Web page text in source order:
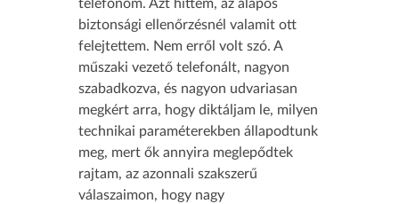
telefonom. Azt hittem, az alapos
biztonsági ellenőrzésnél valamit ott
felejtettem. Nem erről volt szó. A
műszaki vezető telefonált, nagyon
szabadkozva, és nagyon udvariasan
megkért arra, hogy diktáljam le, milyen
technikai paraméterekben állapodtunk
meg, mert ők annyira meglepődtek
rajtam, az azonnali szakszerű
válaszaimon, hogy nagy